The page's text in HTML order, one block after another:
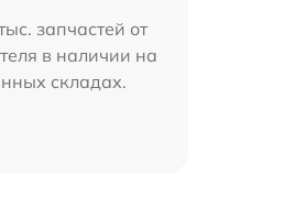
запчастей от
в наличии на
складах.